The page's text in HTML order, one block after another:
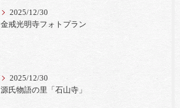
2025/12/30
金戒光明寺フォトプラン
2025/12/30
源氏物語の里「石山寺」